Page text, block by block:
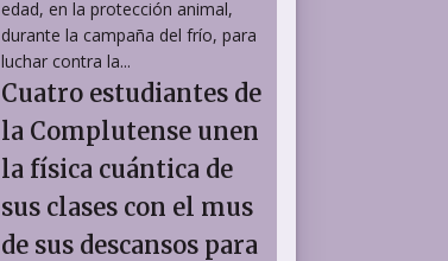
edad, en la protección animal,
durante la campaña del frío, para
luchar contra la...
Cuatro estudiantes de
la Complutense unen
la física cuántica de
sus clases con el mus
de sus descansos para